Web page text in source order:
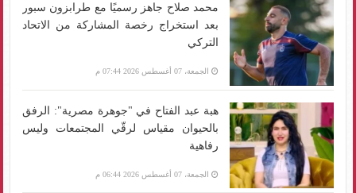
محمد صلاح جاهز رسميًا مع طرابزون سبور
بعد استخراج رخصة المشاركة من الاتحاد
التركي
الجمعة، 07 أغسطس 2026 07:44 م
هبة عبد الفتاح في "جوهرة مصرية": الرفق
بالحيوان مقياس لرقّي المجتمعات وليس
رفاهية
الجمعة، 07 أغسطس 2026 06:44 م